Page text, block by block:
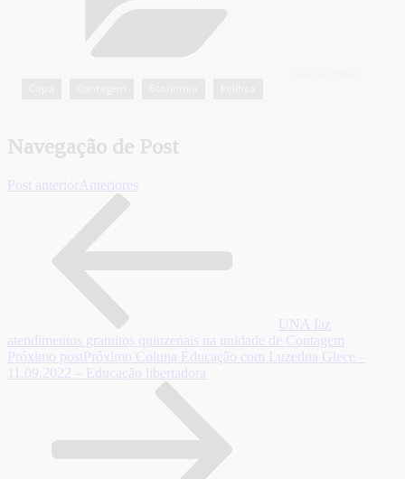
Navegação de Post
Post anterior Anteriores
UNA faz
atendimentos gratuitos quinzenais na unidade de Contagem
Próximo post Próximo Coluna Educação com Luzedna Glece –
11.09.2022 – Educação libertadora